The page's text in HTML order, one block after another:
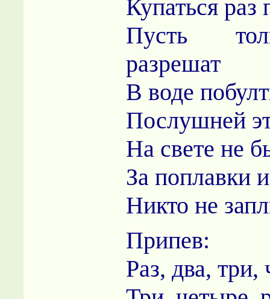
Купаться раз
Пусть
разрешат
В воде
Послушней
На свете не
За поплавки
Никто не
Припев:
Раз, два, три,